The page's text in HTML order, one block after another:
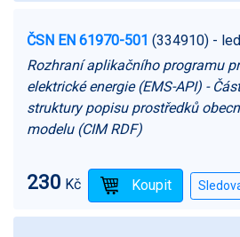
ČSN EN 61970-501 (334910) -
Rozhraní aplikačního programu
elektrické energie (EMS-API) -
struktury popisu prostředků
modelu (CIM RDF)
230 Kč